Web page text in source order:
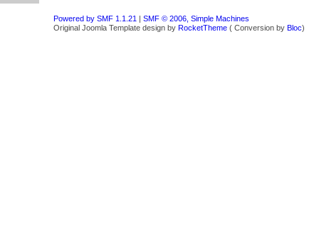
Powered by SMF 1.1.21 | SMF © 2006, Simple Machines
Original Joomla Template design by RocketTheme ( Conversion by Bloc)